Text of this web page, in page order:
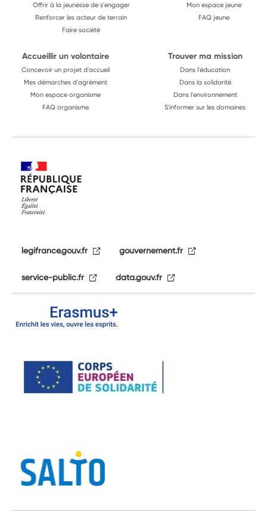
Offrir à la jeunesse de s'engager
Renforcer les acteur de terrain
Faire société
Mon espace jeune
FAQ jeune
Accueillir un volontaire
Concevoir un projet d'accueil
Mes démarches d'agrément
Mon espace organisme
FAQ organisme
Trouver ma mission
Dans l'éducation
Dans la solidarité
Dans l'environnement
S'informer sur les domaines
legifrance.gouv.fr gouvernement.fr
service-public.fr data.gouv.fr